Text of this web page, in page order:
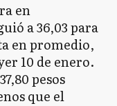
en
a 36,03 para
en promedio,
10 de enero.
pesos
que el